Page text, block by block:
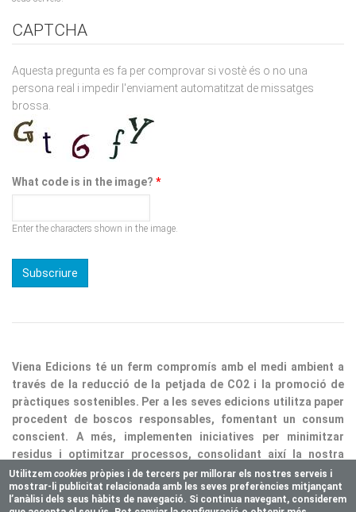
persona real i impedir l'enviament automatitzat de missatges
brossa.
través de la reducció de la petjada de CO2 i la promoció de
pràctiques sostenibles. Per a les seves edicions utilitza paper
procedent de boscos responsables, fomentant un consum
conscient. A més, implementen iniciatives per minimitzar
residus i optimitzar processos, consolidant així la nostra
responsabilitat ecològica.
Copyright © 2025 Vienaeditorial.com. All rights reserved
Responsive theme, developed by easy&WEB
Utilitzemcookies pròpies i de tercers per millorar els nostres serveis i
mostrar-li publicitat relacionada amb les seves preferències mitjançant
l’anàlisi dels seus hàbits de navegació. Si continua navegant, considerem